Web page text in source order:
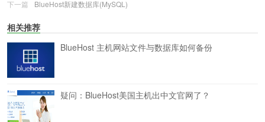
下一篇
BlueHost新建数据库(MySQL)
相关推荐
BlueHost 主机网站文件与数据库如何备份
疑问：BlueHost美国主机出中文官网了？